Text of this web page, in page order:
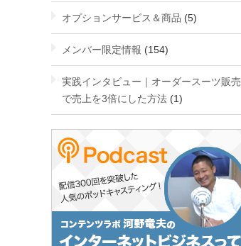
オプションサービス＆商品 (5)
メンバー限定情報 (154)
実践インタビュー｜オーダースーツ販売
で売上を3倍にした方法 (1)